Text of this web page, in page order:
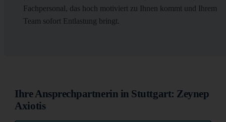
Fachpersonal, das hoch motiviert zu Ihnen kommt und Ihrem
Team sofort Entlastung bringt.
Ihre Ansprechpartnerin in Stuttgart: Zeynep
Axiotis